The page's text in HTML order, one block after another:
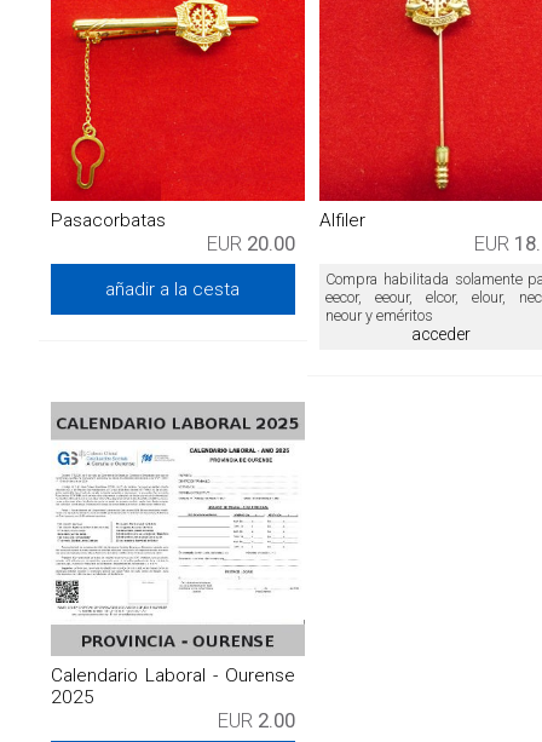
Pasacorbatas
EUR 20.00
añadir a la cesta
Alfiler
EUR
Compra habilitada solamente
eecor, eeour, elcor, elour,
neour y eméritos
acceder
Calendario Laboral - Ourense
2025
EUR 2.00